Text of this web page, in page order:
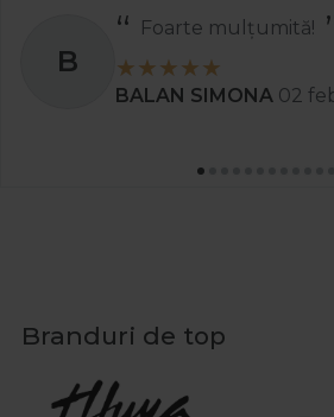
B
Foarte mulțumită!
BALAN SIMONA 02
Branduri de top